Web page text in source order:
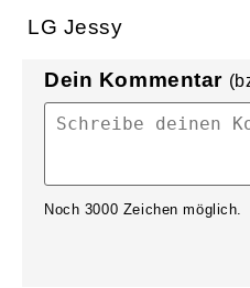
LG Jessy
Dein Kommentar
Noch 3000 Zeichen möglich.